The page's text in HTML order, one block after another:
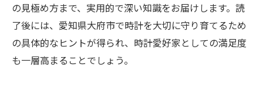
の見極め方まで、実用的で深い知識をお届けします。読
了後には、愛知県大府市で時計を大切に守り育てるため
の具体的なヒントが得られ、時計愛好家としての満足度
も一層高まることでしょう。